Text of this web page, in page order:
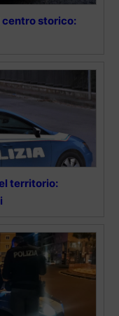
storico:
territorio: